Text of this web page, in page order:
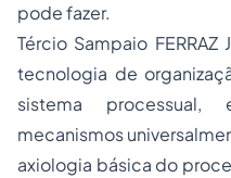
pode fazer.
Tércio Sampaio
tecnologia de
sistema processual,
mecanismos
axiologia básica do